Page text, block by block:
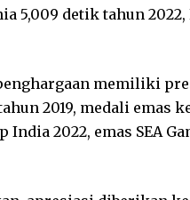
5,009 detik tahun 2022,
memiliki
2019, medali emas
2022, emas SEA